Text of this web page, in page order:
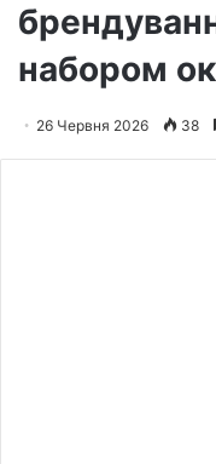
набором
26 Червня 2026 38